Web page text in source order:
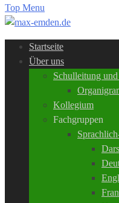
Top Menu
Startseite
Über uns
Schulleitung
Kollegium
Fachgruppen